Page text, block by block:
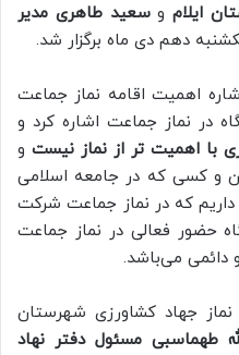
ایلاموسعید طاهری مدیر
دهم دی ماه برگزار شد.
اهمیت اقامه نماز جماعت
در نماز جماعت اشاره کرد و
با اهمیت تر از نماز نیست و
و کسی که در جامعه اسلامی
که در نماز جماعت شرکت
حضور فعالی در نماز جماعت
دائمی می‌باشد.
نماز جهاد کشاورزی شهرستان
طهماسبی مسئول دفتر نهاد